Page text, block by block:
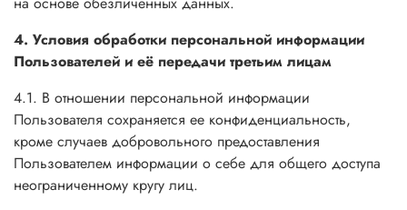
4. Условия обработки персональной информации
Пользователей и её передачи третьим лицам
4.1. В отношении персональной информации
Пользователя сохраняется ее конфиденциальность,
кроме случаев добровольного предоставления
Пользователем информации о себе для общего доступа
неограниченному кругу лиц.